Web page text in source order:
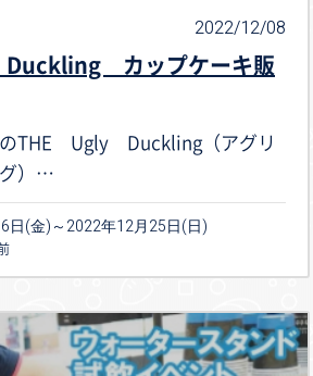
2022/12/08
カップケーキ販
のTHE Ugly Duckling（アグリ
グ）…
日(金)～2022年12月25日(日)